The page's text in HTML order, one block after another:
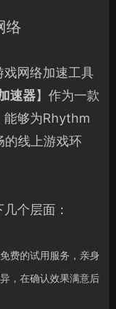
络
网络加速工具
速器】作为一款
能够为Rhythm
的线上游戏环
个层面：
费的试用服务，亲身
，在确认效果满意后